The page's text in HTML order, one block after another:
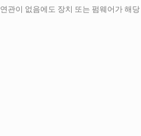
관이 없음에도 장치 또는 펌웨어가 해